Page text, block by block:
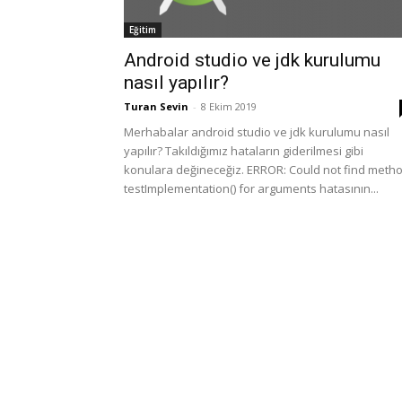
Eğitim
Android studio ve jdk kurulumu
nasıl yapılır?
Turan Sevin - 8 Ekim 2019
Merhabalar android studio ve jdk kurulumu nasıl
yapılır? Takıldığımız hataların giderilmesi gibi
konulara değineceğiz. ERROR: Could not find
testImplementation() for arguments hatasının...